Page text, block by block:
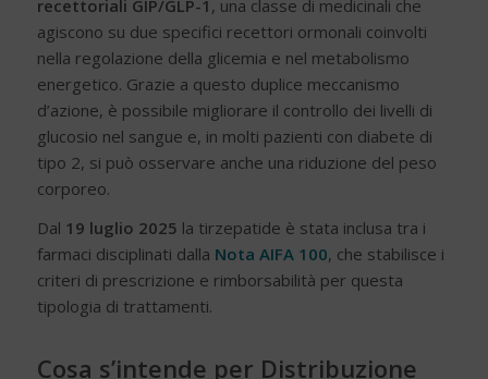
recettoriali GIP/GLP-1 , una classe di medicinali che
agiscono su due specifici recettori ormonali coinvolti
nella regolazione della glicemia e nel metabolismo
energetico. Grazie a questo duplice meccanismo
d’azione, è possibile migliorare il controllo dei livelli di
glucosio nel sangue e, in molti pazienti con diabete di
tipo 2, si può osservare anche una riduzione del peso
corporeo.
Dal 19 luglio 2025 la tirzepatide è stata inclusa tra i
farmaci disciplinati dalla Nota AIFA 100, che stabilisce i
criteri di prescrizione e rimborsabilità per questa
tipologia di trattamenti.
Cosa s’intende per Distribuzione